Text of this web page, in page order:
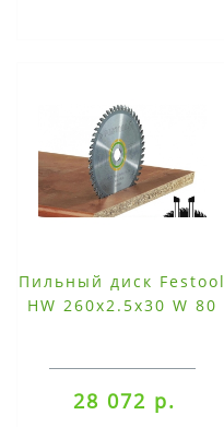
Пильный диск Festool
HW 260x2.5x30 W 80
28 072 р.